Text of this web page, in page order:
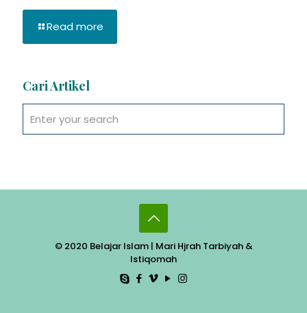
Read more
Cari Artikel
© 2020 Belajar Islam | Mari Hjrah Tarbiyah &
Istiqomah